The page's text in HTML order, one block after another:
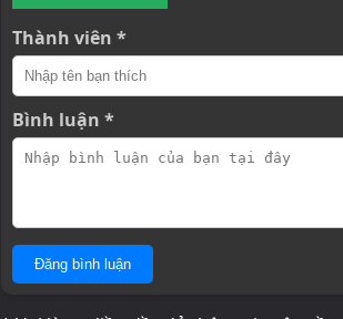
Thành viên *
Bình luận *
Đăng bình luận